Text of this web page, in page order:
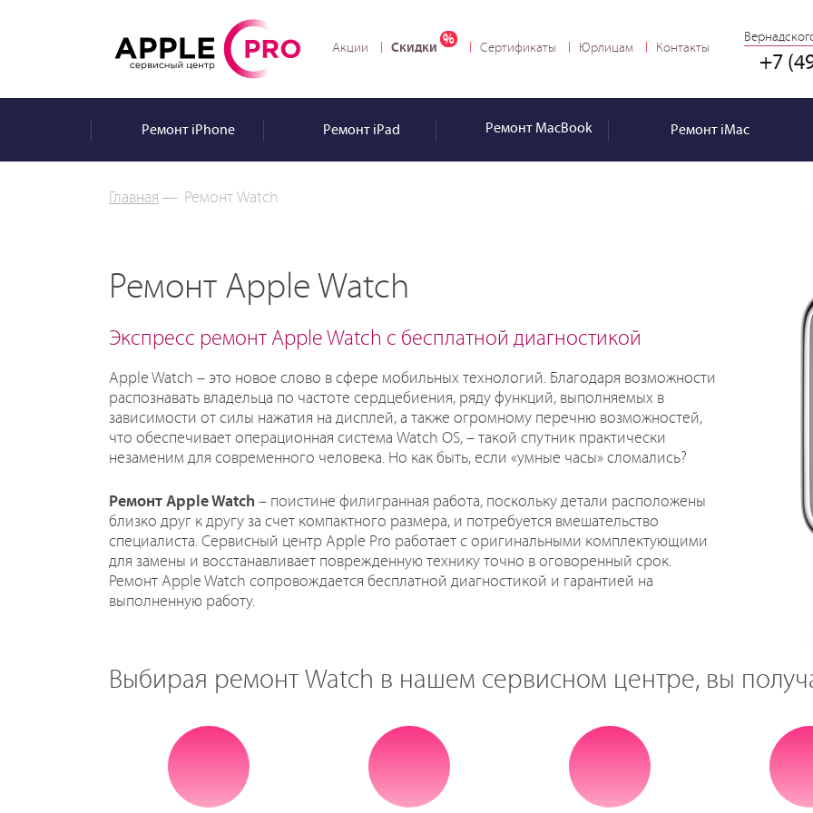
+7
Акции Скидки Сертификаты Юрлицам Контакты
РемонтiPhone РемонтiPad Ремонт MacBook РемонтiMac
Главная — Ремонт Watch
Ремонт Apple Watch
Экспресс ремонт Apple Watch с бесплатной диагностикой
Apple Watch – это новое слово в сфере мобильных технологий. Благодаря возможности
распознавать владельца по частоте сердцебиения, ряду функций, выполняемых в
зависимости от силы нажатия на дисплей, а также огромному перечню возможностей,
что обеспечивает операционная система Watch OS, – такой спутник практически
незаменим для современного человека. Но как быть, если «умные часы» сломались?
Ремонт Apple Watch – поистине филигранная работа, поскольку детали расположены
близко друг к другу за счет компактного размера, и потребуется вмешательство
специалиста. Сервисный центр Apple Pro работает с оригинальными комплектующими
для замены и восстанавливает поврежденную технику точно в оговоренный срок.
Ремонт Apple Watch сопровождается бесплатной диагностикой и гарантией на
выполненную работу.
Выбирая ремонт Watch в нашем сервисном центре, вы